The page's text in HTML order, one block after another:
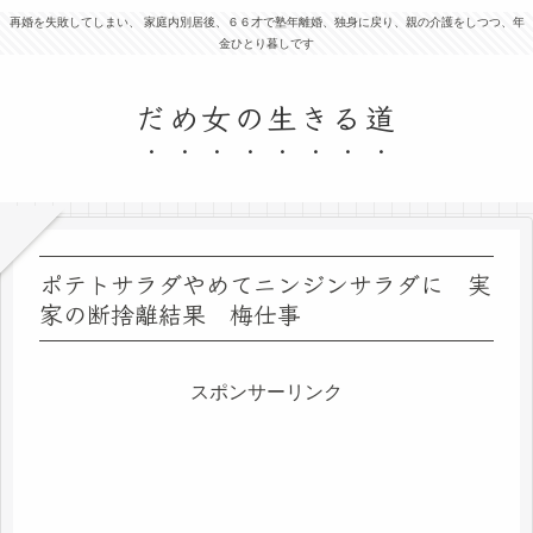
再婚を失敗してしまい、 家庭内別居後、６６才で塾年離婚、独身に戻り、親の介護をしつつ、年
金ひとり暮しです
だめ女の生きる道
ポテトサラダやめてニンジンサラダに 実
家の断捨離結果 梅仕事
スポンサーリンク